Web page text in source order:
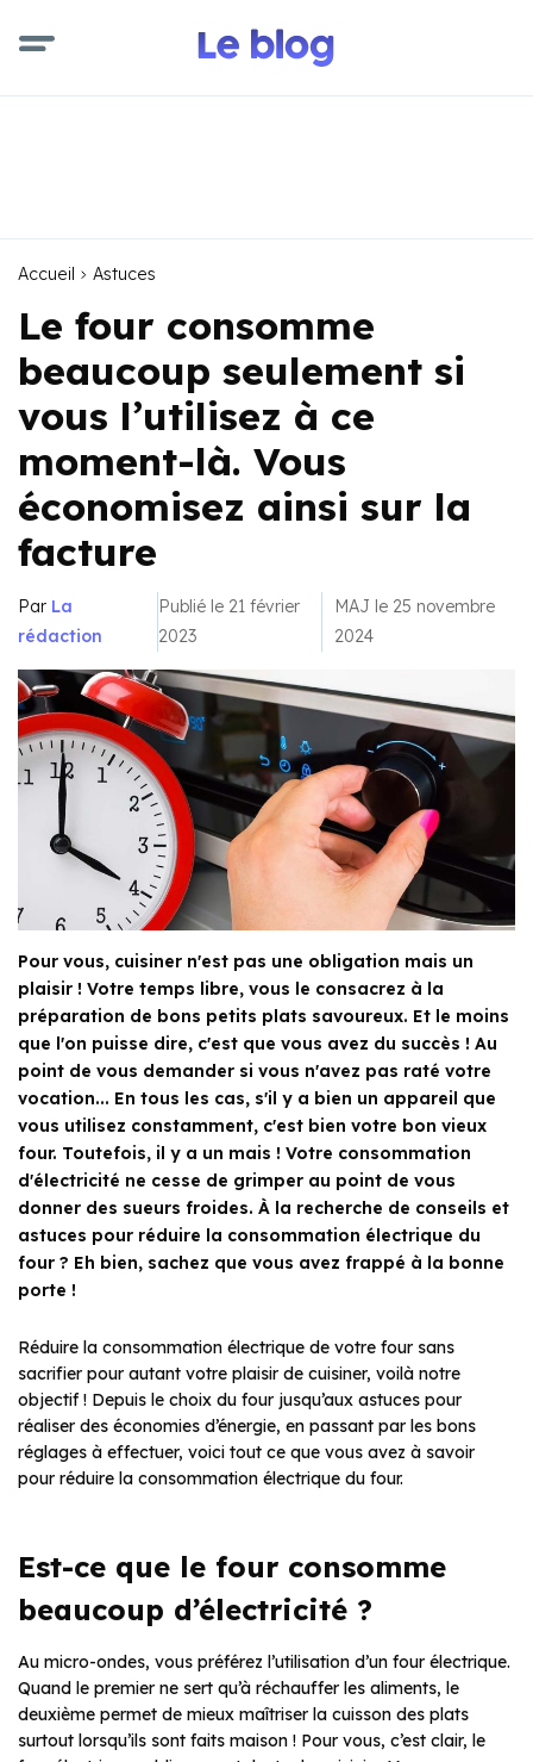
Accueil Astuces
Le four consomme
beaucoup seulement si
vous l’utilisez à ce
moment-là. Vous
économisez ainsi sur la
facture
Par La
rédaction
Publié le 21 février
2023
MAJ le 25 novembre
2024
Pour vous, cuisiner n'est pas une obligation mais un
plaisir ! Votre temps libre, vous le consacrez à la
préparation de bons petits plats savoureux. Et le moins
que l'on puisse dire, c'est que vous avez du succès ! Au
point de vous demander si vous n'avez pas raté votre
vocation... En tous les cas, s'il y a bien un appareil que
vous utilisez constamment, c'est bien votre bon vieux
four. Toutefois, il y a un mais ! Votre consommation
d'électricité ne cesse de grimper au point de vous
donner des sueurs froides. À la recherche de conseils et
astuces pour réduire la consommation électrique du
four ? Eh bien, sachez que vous avez frappé à la bonne
porte !
Réduire la consommation électrique de votre four sans
sacrifier pour autant votre plaisir de cuisiner, voilà notre
objectif ! Depuis le choix du four jusqu’aux astuces pour
réaliser des économies d’énergie, en passant par les bons
réglages à effectuer, voici tout ce que vous avez à savoir
pour réduire la consommation électrique du four.
Est-ce que le four consomme
beaucoup d’électricité ?
Au micro-ondes, vous préférez l’utilisation d’un four électrique.
Quand le premier ne sert qu’à réchauffer les aliments, le
deuxième permet de mieux maîtriser la cuisson des plats
surtout lorsqu’ils sont faits maison ! Pour vous, c’est clair, le